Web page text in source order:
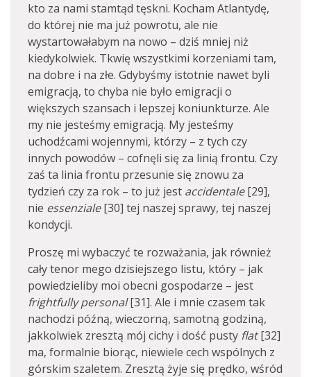
kto za nami stamtąd tęskni. Kocham Atlantydę,
do której nie ma już powrotu, ale nie
wystartowałabym na nowo – dziś mniej niż
kiedykolwiek. Tkwię wszystkimi korzeniami tam,
na dobre i na złe. Gdybyśmy istotnie nawet byli
emigracją, to chyba nie było emigracji o
większych szansach i lepszej koniunkturze. Ale
my nie jesteśmy emigracją. My jesteśmy
uchodźcami wojennymi, którzy – z tych czy
innych powodów – cofnęli się za linią frontu. Czy
zaś ta linia frontu przesunie się znowu za
tydzień czy za rok – to już jest accidentale[29],
nie essenziale[30] tej naszej sprawy, tej naszej
kondycji.
Proszę mi wybaczyć te rozważania, jak również
cały tenor mego dzisiejszego listu, który – jak
powiedzieliby moi obecni gospodarze – jest
frightfully personal[31]. Ale i mnie czasem tak
nachodzi późną, wieczorną, samotną godziną,
jakkolwiek zresztą mój cichy i dość pusty flat[32]
ma, formalnie biorąc, niewiele cech wspólnych z
górskim szaletem. Zresztą żyje się prędko, wśród